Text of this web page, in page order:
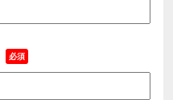
必須